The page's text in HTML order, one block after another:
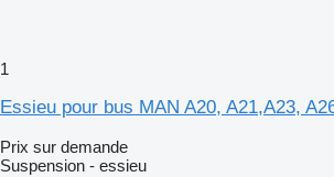
1
Essieu pour bus MAN A20, A21,A23,
Prix sur demande
Suspension - essieu